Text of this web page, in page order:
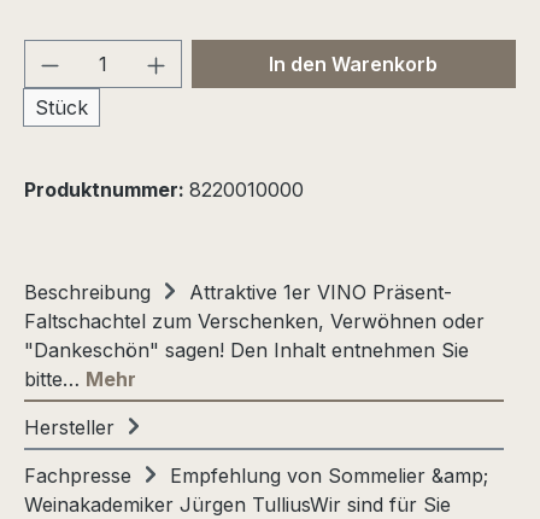
Produkt Anzahl: Gib den
Stück
In den Warenkorb
Produktnummer: 8220010000
Beschreibung
Attraktive 1er VINO Präsent-
Faltschachtel zum Verschenken, Verwöhnen oder
"Dankeschön" sagen! Den Inhalt entnehmen Sie
bitte… Mehr
Hersteller
Fachpresse
Empfehlung von Sommelier &amp;
Weinakademiker Jürgen TulliusWir sind für Sie